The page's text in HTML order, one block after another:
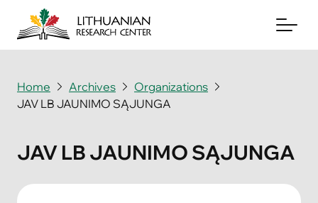
About
Home Archives
Organizations
JAV LB JAUNIMO SĄJUNGA
JAV LB JAUNIMO SĄJUNGA